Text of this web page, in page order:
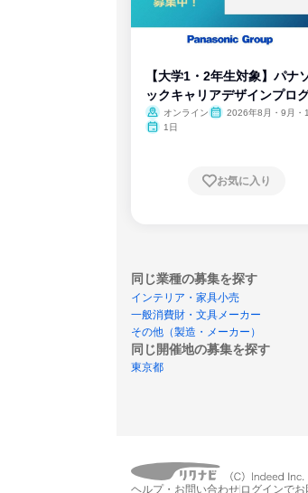
【大学1・2年生対象】パナ
ックキャリアデザインプロ
ム
オンライン
2026年8月・9月・
1日
お気に入り
同じ業種の募集を探す
インテリア・家具小売
一般消費財・文具メーカー
その他（製造・メーカー）
同じ開催地の募集を探す
東京都
ヘルプ・お問い合わせ ログインで